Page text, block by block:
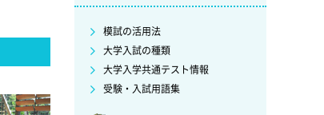
模試の活用法
大学入試の種類
大学入学共通テスト情報
受験・入試用語集